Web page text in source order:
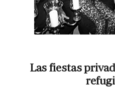
Las fiestas